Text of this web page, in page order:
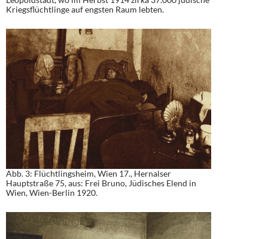
Kriegsflüchtlinge auf engsten Raum lebten.
Abb. 3: Flüchtlingsheim, Wien 17., Hernalser
Hauptstraße 75, aus: Frei Bruno, Jüdisches Elend in
Wien, Wien-Berlin 1920.